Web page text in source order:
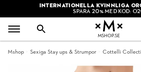
INTERNATIONELLA KVINNLIGA
SPARA 20% MED KOD:
MSHOP.SE
Mshop Sexiga Stay ups & Strumpor Cottelli